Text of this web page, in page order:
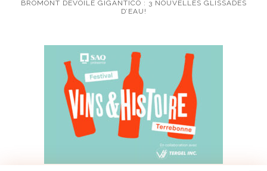
BROMONT DÉVOILE GIGANTICO : 3 NOUVELLES GLISSADES
D’EAU!